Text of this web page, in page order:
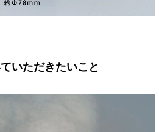
いただきたいこと